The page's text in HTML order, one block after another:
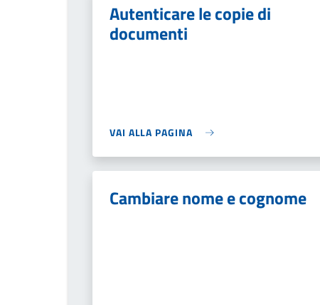
Autenticare le copie di
documenti
VAI ALLA PAGINA
Cambiare nome e cognome